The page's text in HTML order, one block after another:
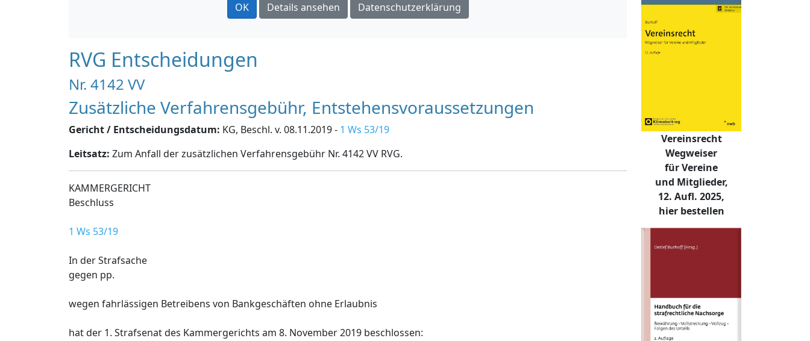
OK Details ansehen Datenschutzerklärung
RVG Entscheidungen
Nr. 4142 VV
Zusätzliche Verfahrensgebühr, Entstehensvoraussetzungen
Gericht / Entscheidungsdatum: KG, Beschl. v. 08.11.2019 - 1 Ws 53/19
Leitsatz: Zum Anfall der zusätzlichen Verfahrensgebühr Nr. 4142 VV RVG.
KAMMERGERICHT
Beschluss
1 Ws 53/19
In der Strafsache
gegen pp.
wegen fahrlässigen Betreibens von Bankgeschäften ohne Erlaubnis
hat der 1. Strafsenat des Kammergerichts am 8. November 2019 beschlossen:
Vereinsrecht
Wegweiser
für Vereine
und Mitglieder,
12. Aufl. 2025,
hier bestellen